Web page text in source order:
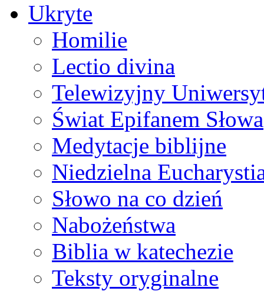
Ukryte
Homilie
Lectio divina
Telewizyjny
Świat Epifanem Słowa
Medytacje biblijne
Niedzielna
Słowo na co dzień
Nabożeństwa
Biblia w katechezie
Teksty oryginalne